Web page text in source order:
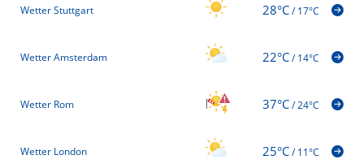
Wetter Stuttgart 28°C/17°C
Wetter Amsterdam 22°C/14°C
Wetter Rom 37°C/24°C
Wetter London 25°C/11°C